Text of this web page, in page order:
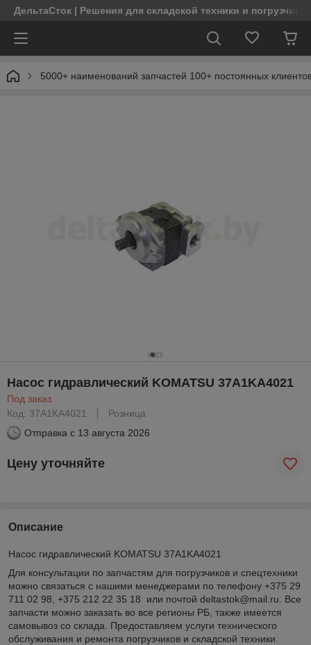
ДельтаСток | Решения для складской техники и
5000+ наименований запчастей 100+ постоянных
Насос гидравлический KOMATSU 37A1KA4021
Под заказ
Код: 37A1KA4021
Розница
Отправка с 13 августа 2026
Цену уточняйте
Описание
Насос гидравлический KOMATSU 37A1KA4021
Для консультации по запчастям для погрузчиков и спецтехники
можно связаться с нашими менеджерами по телефону +375 29
711 02 98, +375 212 22 35 18 или почтой deltastok@mail.ru. Все
запчасти можно заказать во все регионы РБ, также имеется
самовывоз со склада. Предоставляем услуги технического
обслуживания и ремонта погрузчиков и складской техники.